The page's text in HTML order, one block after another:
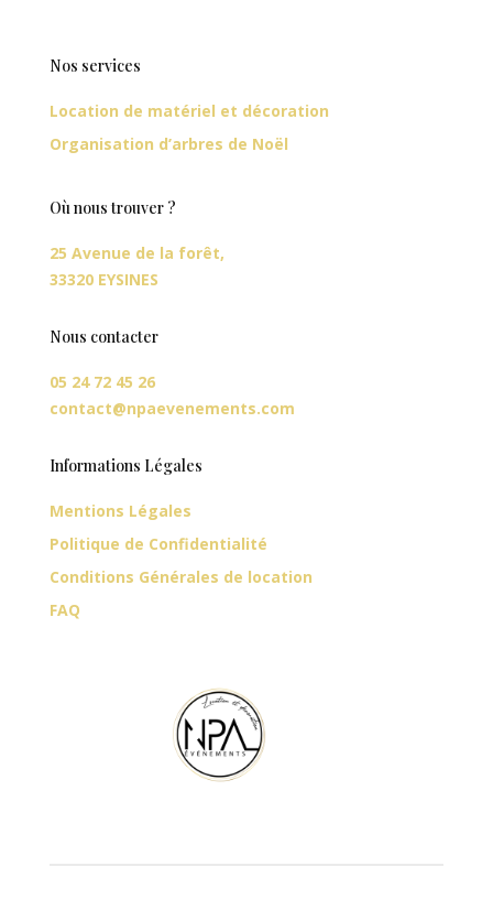
Nos services
Location de matériel et décoration
Organisation d’arbres de Noël
Où nous trouver ?
25 Avenue de la forêt,
33320 EYSINES
Nous contacter
05 24 72 45 26
contact@npaevenements.com
Informations Légales
Mentions Légales
Politique de Confidentialité
Conditions Générales de location
FAQ